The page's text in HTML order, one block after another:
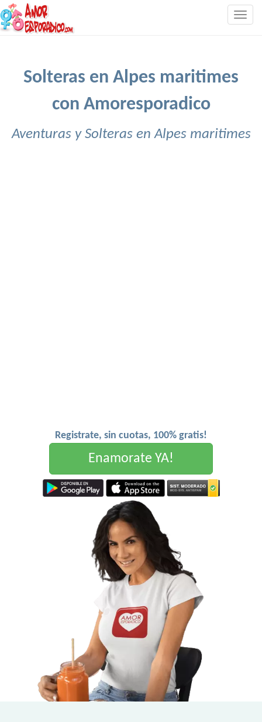
Solteras en Alpes maritimes
con Amoresporadico
Aventuras y Solteras en Alpes maritimes
Registrate, sin cuotas, 100% gratis!
Enamorate YA!